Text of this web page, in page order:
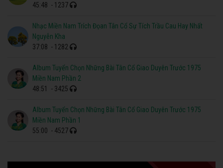
45:48 - 1237
Nhạc Miền Nam Trích Đọan Tân Cổ Sự Tích Trầu Cau Hay Nhất
Nguyễn Kha
37:08 - 1282
Album Tuyển Chọn Những Bài Tân Cổ Giao Duyên Trước 1975
Miền Nam Phần 2
48:51
- 3425
Album Tuyển Chọn Những Bài Tân Cổ Giao Duyên Trước 1975
Miền Nam Phần 1
55:00 - 4527